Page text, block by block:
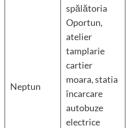
Neptun
spălătoria
Oportun,
atelier
tamplarie
cartier
moara, statia
încarcare
autobuze
electrice